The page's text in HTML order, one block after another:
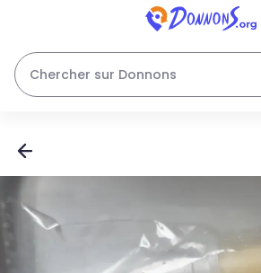
Chercher sur Donnons